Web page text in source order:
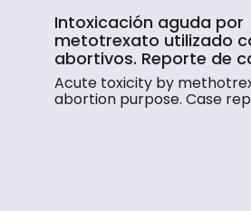
Intoxicación aguda por
metotrexato utilizado
abortivos. Reporte de
Acute toxicity by
abortion purpose. Case